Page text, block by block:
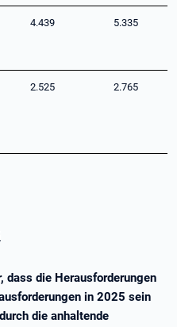
4.439 5.335
2.525 2.765
dass die Herausforderungen
in 2025 sein
die anhaltende